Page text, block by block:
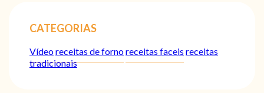
CATEGORIAS
Vídeoreceitas de fornoreceitas faceis receitas
tradicionais